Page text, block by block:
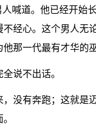
人喊道。他已经开
经心。这个男人无
他那一代最有才华
说不出话。
没有奔跑；这就是